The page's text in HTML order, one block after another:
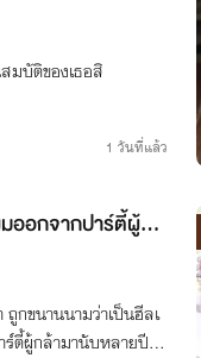
สมบัติของเธอสิ
1 วันที่แล้ว
ออกจากปาร์ตี้ผู้กล้
ถูกขนานนามว่าเป็นฮีลเ
ตี้ผู้กล้ามานับหลายปี เผ